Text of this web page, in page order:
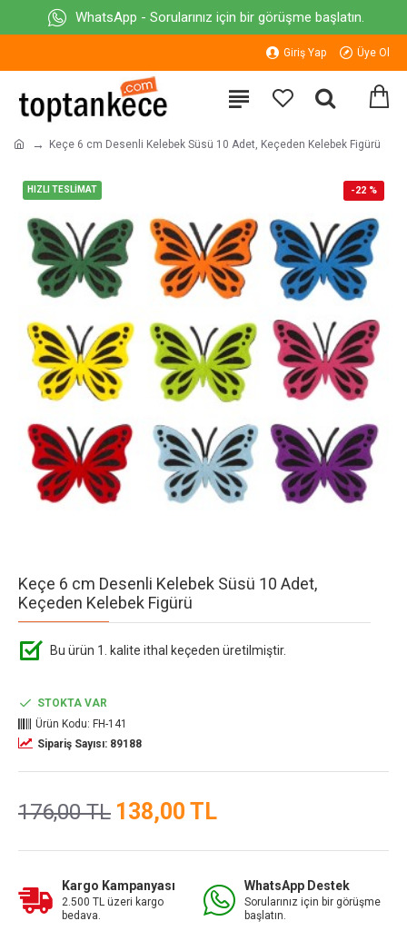
WhatsApp - Sorularınız için bir görüşme başlatın.
Giriş Yap Üye Ol
Keçe 6 cm Desenli Kelebek Süsü 10 Adet, Keçeden Kelebek Figürü
HIZLI TESLİMAT -22 %
Keçe 6 cm Desenli Kelebek Süsü 10 Adet,
Keçeden Kelebek Figürü
Bu ürün 1. kalite ithal keçeden üretilmiştir.
138,00 TL
176,00 TL
STOKTA VAR
Ürün Kodu: FH-141
Sipariş Sayısı: 89188
Kargo Kampanyası
2.500 TL üzeri kargo
bedava.
WhatsApp Destek
Sorularınız için bir görüşme
başlatın.